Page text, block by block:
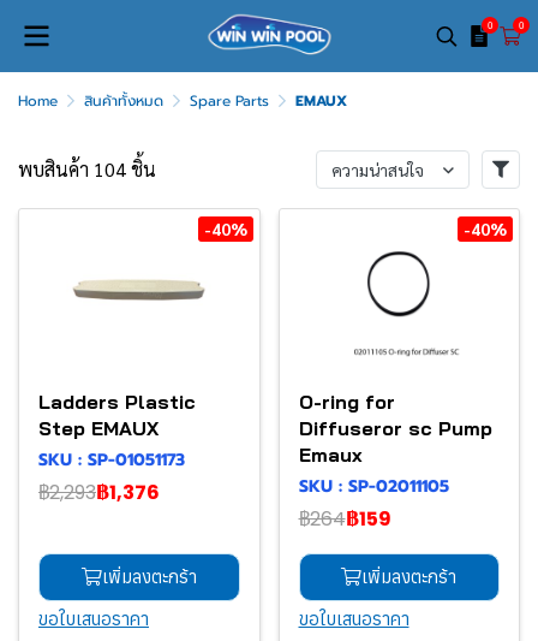
0 0
Home สินค้าทั้งหมด Spare Parts EMAUX
พบสินค้า 104 ชิ้น ความน่าสนใจ
-40%
Ladders Plastic
Step EMAUX
SKU : SP-01051173
฿2,293฿1,376
เพิ่มลงตะกร้า
ขอใบเสนอราคา
-40%
O-ring for
Diffuseror sc Pump
Emaux
SKU : SP-02011105
฿264฿159
เพิ่มลงตะกร้า
ขอใบเสนอราคา